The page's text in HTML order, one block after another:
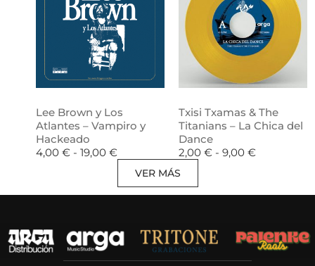
Lee Brown y Los
Atlantes – Vampiro y
Hackeado
4,00 € - 19,00 €
Txisi Txamas & The
Titanians – La Chica del
Dance
2,00 € - 9,00 €
VER MÁS